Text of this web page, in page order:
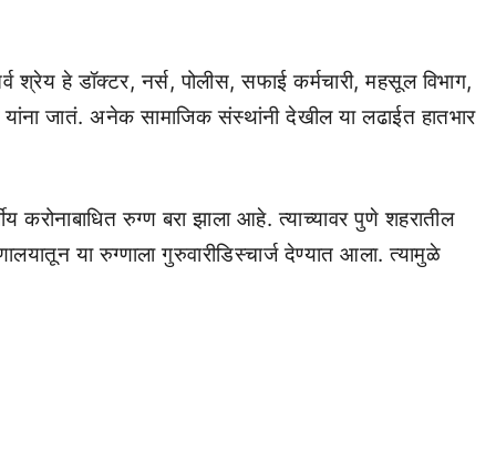
श्रेय हे डॉक्टर, नर्स, पोलीस, सफाई कर्मचारी, महसूल विभाग,
जातं. अनेक सामाजिक संस्थांनी देखील या लढाईत हातभार
करोनाबाधित रुग्ण बरा झाला आहे. त्याच्यावर पुणे शहरातील
या रुग्णाला गुरुवारीडिस्चार्ज देण्यात आला. त्यामुळे